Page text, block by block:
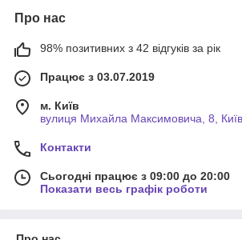
Про нас
98% позитивних з 42 відгуків за рік
Працює з 03.07.2019
м. Київ
вулиця Михайла Максимовича, 8,
Контакти
Сьогодні працює з 09:00 до 20:00
Показати весь графік роботи